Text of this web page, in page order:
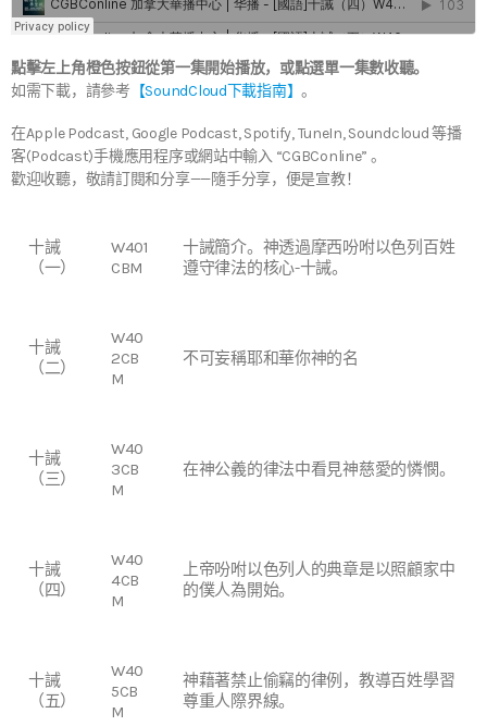
點擊左上角橙色按鈕從第一集開始播放，或點選單一集數收聽。
如需下載，請參考 【SoundCloud下載指南】。
在Apple Podcast, Google Podcast, Spotify, TuneIn, Soundcloud 等播
客(Podcast)手機應用程序或網站中輸入 “CGBConline” 。
歡迎收聽，敬請訂閱和分享——隨手分享，便是宣教！
十誡
（一）
W401
CBM
十誡簡介。神透過摩西吩咐以色列百姓
遵守律法的核心-十誡。
十誡
（二）
W40
2CB
M
不可妄稱耶和華你神的名
十誡
（三）
W40
3CB
M
在神公義的律法中看見神慈愛的憐憫。
十誡
（四）
W40
4CB
M
上帝吩咐以色列人的典章是以照顧家中
的僕人為開始。
十誡
（五）
W40
5CB
M
神藉著禁止偷竊的律例，教導百姓學習
尊重人際界線。